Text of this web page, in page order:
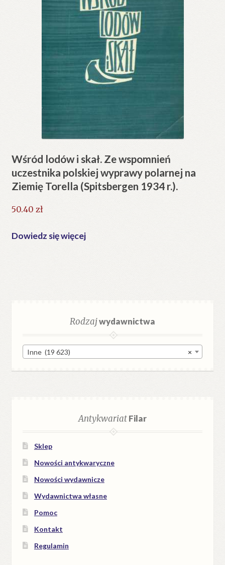
Wśród lodów i skał. Ze wspomnień
uczestnika polskiej wyprawy polarnej na
Ziemię Torella (Spitsbergen 1934 r.).
50.40 zł
Dowiedz się więcej
Rodzajwydawnictwa
×
Inne (19 623)
AntykwariatFilar
Sklep
Nowości antykwaryczne
Nowości wydawnicze
Wydawnictwa własne
Pomoc
Kontakt
Regulamin